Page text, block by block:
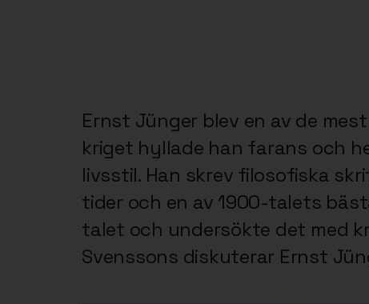
Ernst Jünger blev en av de
kriget hyllade han farans och
livsstil. Han skrev filosofiska
tider och en av 1900-talets
talet och undersökte det med
Svenssons diskuterar Ernst